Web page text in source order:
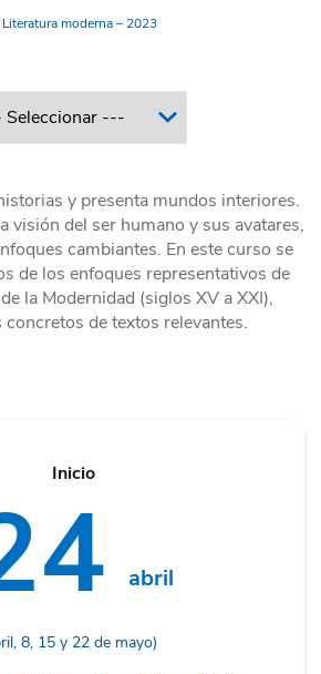
moderna – 2023
y presenta mundos interiores.
visión del ser humano y sus avatares,
cambiantes. En este curso se
de los enfoques representativos de
la Modernidad (siglos XV a XXI),
de textos relevantes.
Inicio
abril
8, 15 y 22 de mayo)